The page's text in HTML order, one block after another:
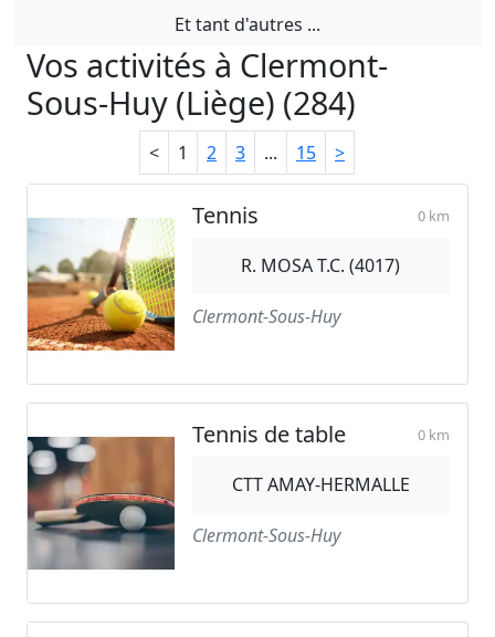
Et tant d'autres ...
Vos activités à Clermont-
Sous-Huy (Liège) (284)
< 1 2 3 ... 15 >
Tennis 0 km
R. MOSA T.C. (4017)
Clermont-Sous-Huy
Tennis de table 0 km
CTT AMAY-HERMALLE
Clermont-Sous-Huy